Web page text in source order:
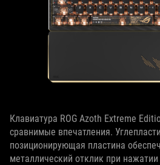
Клавиатура ROG Azoth Extreme
сравнимые впечатления.
позиционирующая пластина
металлический отклик при